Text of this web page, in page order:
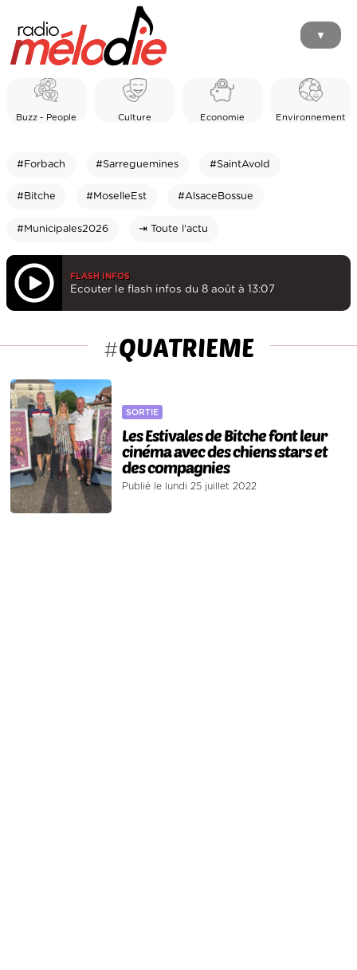
▼
Buzz - People Culture Economie Environnement
#Forbach #Sarreguemines #SaintAvold
#Bitche #MoselleEst #AlsaceBossue
#Municipales2026 ⇥ Toute l'actu
FLASH INFOS
Ecouter le flash infos du 8 août à 13:07
#QUATRIEME
SORTIE
Les Estivales de Bitche font leur
cinéma avec des chiens stars et
des compagnies
Publié le lundi 25 juillet 2022